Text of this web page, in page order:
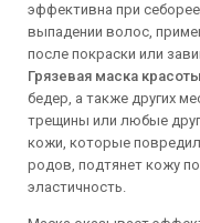
эффективна при
выпадении волос,
после покраски или
Грязевая маска красоты
бедер, а также других
трещины или любые
кожи, которые
родов, подтянет кожу
эластичность.